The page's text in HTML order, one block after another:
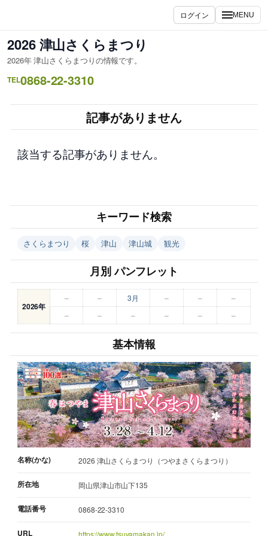
を
ス
キ
ッ
ログイン MENU
2026 津山さくらまつり
2026年 津山さくらまつりの情報です。
TEL0868-22-3310
記事がありません
該当する記事がありません。
キーワード検索
さくらまつり 桜 津山 津山城 観光
月別 パンフレット
2026年
– – 3月 – –
–
–
– – – – –
基本情報
名称(かな) 2026 津山さくらまつり（つやまさくらまつり）
所在地 岡山県津山市山下135
電話番号 0868-22-3310
URL https://www.tsuyamakan.jp/